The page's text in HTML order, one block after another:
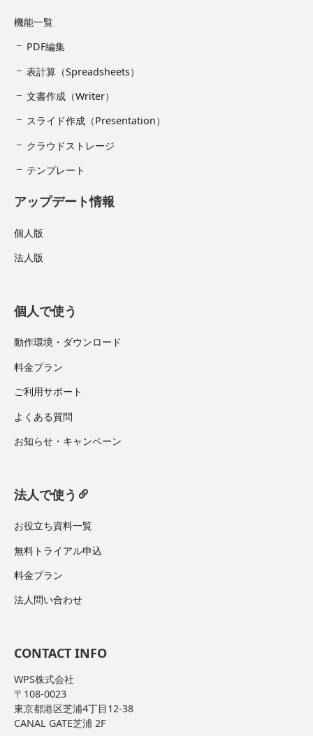
機能一覧
PDF編集
表計算（Spreadsheets）
文書作成（Writer）
スライド作成（Presentation）
クラウドストレージ
テンプレート
アップデート情報
個人版
法人版
個人で使う
動作環境・ダウンロード
料金プラン
ご利用サポート
よくある質問
お知らせ・キャンペーン
法人で使う
お役立ち資料一覧
無料トライアル申込
料金プラン
法人問い合わせ
CONTACT INFO
WPS株式会社
〒108-0023
東京都港区芝浦4丁目12-38
CANAL GATE芝浦 2F